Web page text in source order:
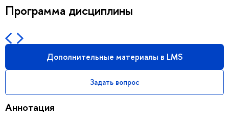
Программа дисциплины
Дополнительные материалы в LMS
Задать вопрос
Аннотация